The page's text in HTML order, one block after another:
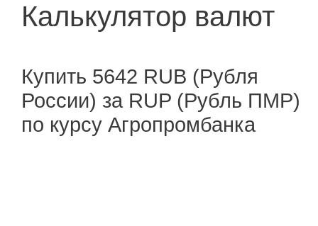
Калькулятор валют
Купить 5642 RUB (Рубля
России) за RUP (Рубль ПМР)
по курсу Агропромбанка